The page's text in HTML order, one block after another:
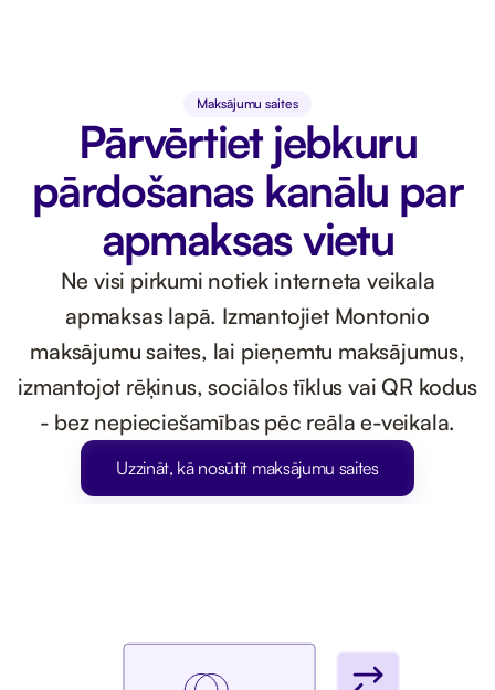
Maksājumu saites
Pārvērtiet jebkuru
pārdošanas kanālu par
apmaksas vietu
Ne visi pirkumi notiek interneta veikala
apmaksas lapā. Izmantojiet Montonio
maksājumu saites, lai pieņemtu maksājumus,
izmantojot rēķinus, sociālos tīklus vai QR kodus
- bez nepieciešamības pēc reāla e-veikala.
Uzzināt, kā nosūtīt maksājumu saites